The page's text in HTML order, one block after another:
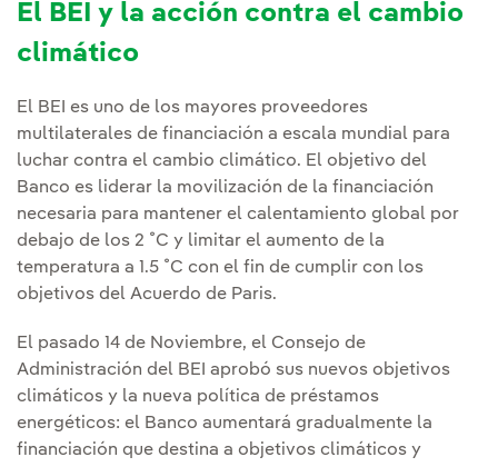
El BEI y la acción contra el cambio
climático
El BEI es uno de los mayores proveedores
multilaterales de financiación a escala mundial para
luchar contra el cambio climático. El objetivo del
Banco es liderar la movilización de la financiación
necesaria para mantener el calentamiento global por
debajo de los 2 ˚C y limitar el aumento de la
temperatura a 1.5 ˚C con el fin de cumplir con los
objetivos del Acuerdo de Paris.
El pasado 14 de Noviembre, el Consejo de
Administración del BEI aprobó sus nuevos objetivos
climáticos y la nueva política de préstamos
energéticos: el Banco aumentará gradualmente la
financiación que destina a objetivos climáticos y